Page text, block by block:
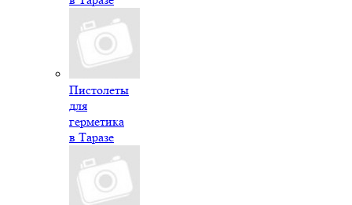
Пистолеты
для
герметика
в Таразе